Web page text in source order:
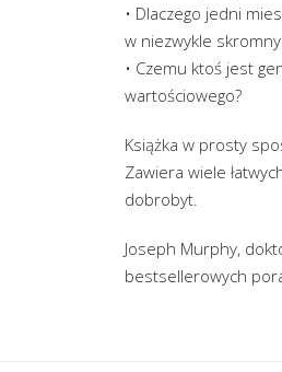
• Dlaczego jedni
w niezwykle
• Czemu ktoś jest
wartościowego?
Książka w prosty
Zawiera wiele
dobrobyt.
Joseph Murphy,
bestsellerowych